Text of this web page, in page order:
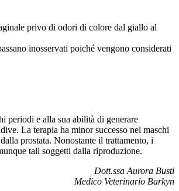
privo di odori di colore dal giallo al
inosservati poiché vengono considerati
periodi e alla sua abilità di generare
La terapia ha minor successo nei maschi
prostata. Nonostante il trattamento, i
tali soggetti dalla riproduzione.
Dott.ssa Aurora Busti
Medico Veterinario Barkyn